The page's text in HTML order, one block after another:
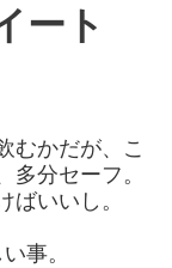
ート
むかだが、こ
分セーフ。
いいし。
事。